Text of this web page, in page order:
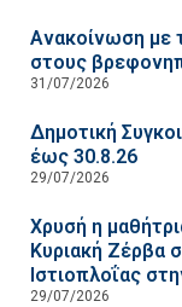
Ανακοίνωση με
στους
31/07/2026
Δημοτική
έως 30.8.26
29/07/2026
Χρυσή η
Κυριακή Ζέρβα
Ιστιοπλοΐας
29/07/2026